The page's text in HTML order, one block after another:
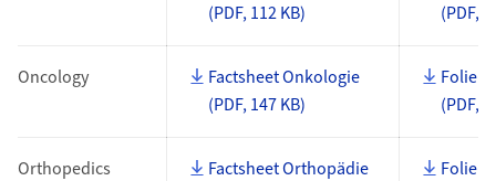
(PDF, 112 KB)
(PDF,
Oncology
Factsheet Onkologie
(PDF, 147 KB)
(PDF,
Orthopedics Factsheet Orthopädie